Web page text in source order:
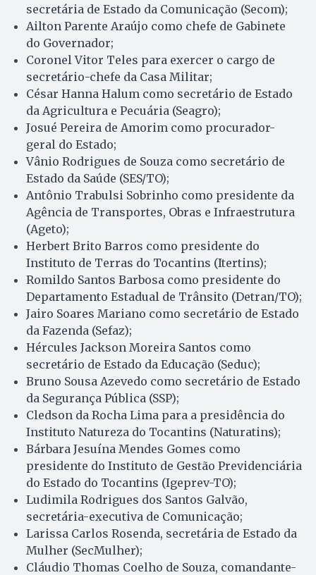
secretária de Estado da Comunicação (Secom);
Ailton Parente Araújo como chefe de Gabinete
do Governador;
Coronel Vitor Teles para exercer o cargo de
secretário-chefe da Casa Militar;
César Hanna Halum como secretário de Estado
da Agricultura e Pecuária (Seagro);
Josué Pereira de Amorim como procurador-
geral do Estado;
Vânio Rodrigues de Souza como secretário de
Estado da Saúde (SES/TO);
Antônio Trabulsi Sobrinho como presidente da
Agência de Transportes, Obras e Infraestrutura
(Ageto);
Herbert Brito Barros como presidente do
Instituto de Terras do Tocantins (Itertins);
Romildo Santos Barbosa como presidente do
Departamento Estadual de Trânsito (Detran/TO);
Jairo Soares Mariano como secretário de Estado
da Fazenda (Sefaz);
Hércules Jackson Moreira Santos como
secretário de Estado da Educação (Seduc);
Bruno Sousa Azevedo como secretário de Estado
da Segurança Pública (SSP);
Cledson da Rocha Lima para a presidência do
Instituto Natureza do Tocantins (Naturatins);
Bárbara Jesuína Mendes Gomes como
presidente do Instituto de Gestão Previdenciária
do Estado do Tocantins (Igeprev-TO);
Ludimila Rodrigues dos Santos Galvão,
secretária-executiva de Comunicação;
Larissa Carlos Rosenda, secretária de Estado da
Mulher (SecMulher);
Cláudio Thomas Coelho de Souza, comandante-